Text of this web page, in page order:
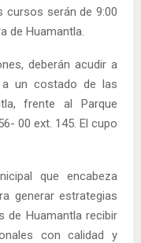
cursos serán de 9:00
de Huamantla.
deberán acudir a
a un costado de las
frente al Parque
00 ext. 145. El cupo
que encabeza
generar estrategias
de Huamantla recibir
con calidad y